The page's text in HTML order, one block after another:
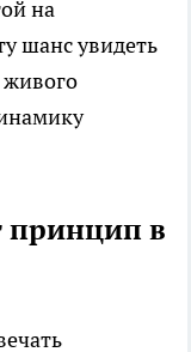
на
шанс увидеть
принцип в